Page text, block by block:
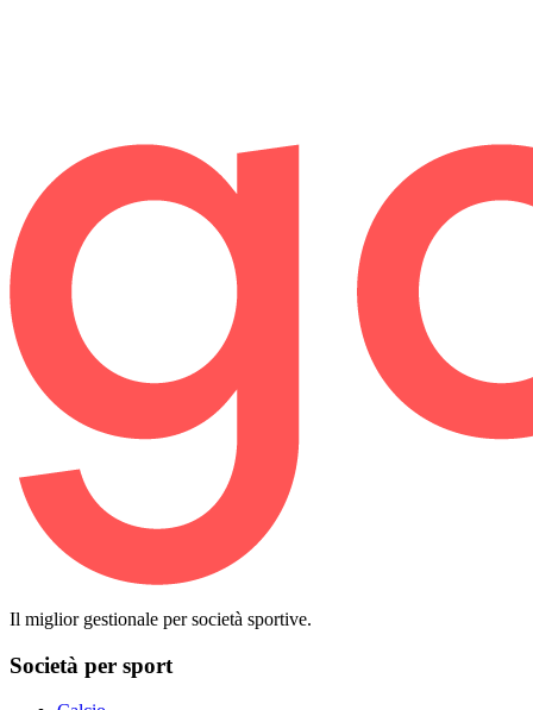
Il miglior gestionale per società sportive.
Società per sport